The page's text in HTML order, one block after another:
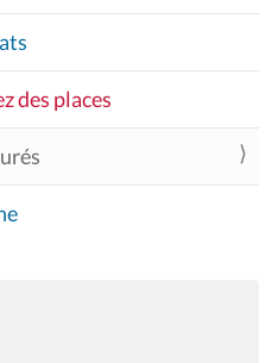
des places